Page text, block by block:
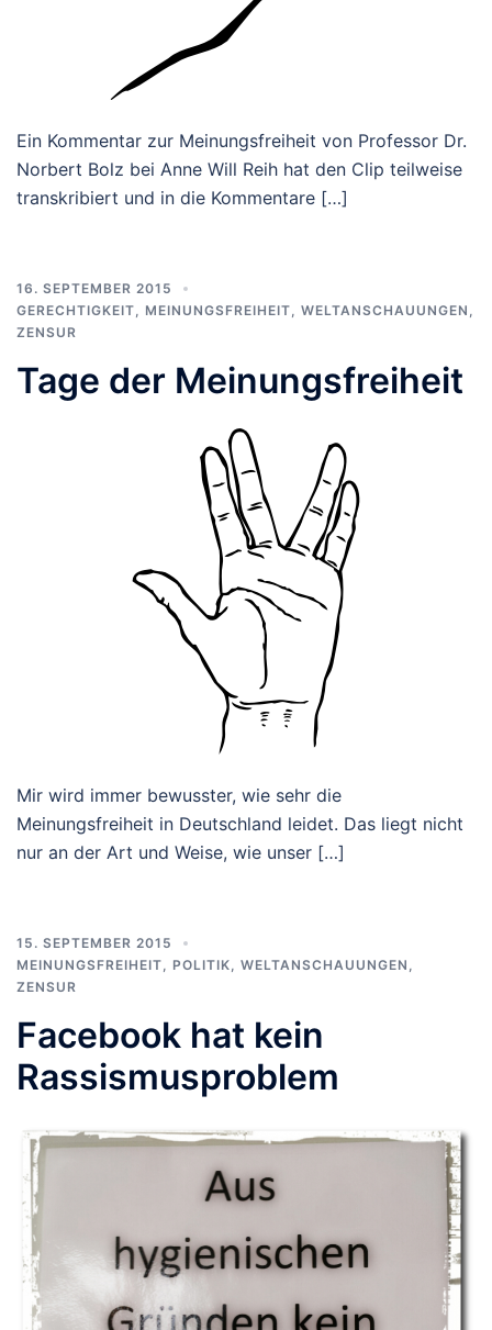
Ein Kommentar zur Meinungsfreiheit von Professor Dr.
Norbert Bolz bei Anne Will Reih hat den Clip teilweise
transkribiert und in die Kommentare […]
16. SEPTEMBER 2015
GERECHTIGKEIT
MEINUNGSFREIHEIT WELTANSCHAUUNGEN
ZENSUR
Tage der Meinungsfreiheit
Mir wird immer bewusster, wie sehr die
Meinungsfreiheit in Deutschland leidet. Das liegt nicht
nur an der Art und Weise, wie unser […]
15. SEPTEMBER 2015
MEINUNGSFREIHEIT
POLITIK WELTANSCHAUUNGEN
ZENSUR
Facebook hat kein
Rassismusproblem